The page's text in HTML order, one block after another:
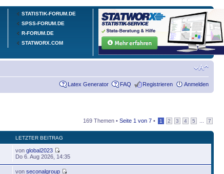
STATISTIK-FORUM.DE
SPSS-FORUM.DE
R-FORUM.DE
STATWORX.COM
Latex Generator FAQ Registrieren Anmelden
169 Themen • Seite 1 von 7 • 1 2 3 4 5 7
LETZTER BEITRAG
vonglobal2023
Do 6. Aug 2026, 14:35
vonseconalgroup